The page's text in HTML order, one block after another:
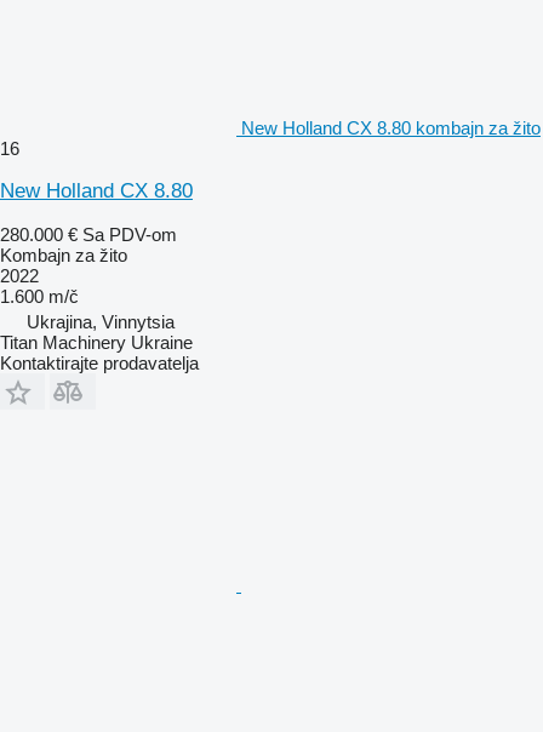
New Holland CX 8.80 kombajn za žito
16
New Holland CX 8.80
280.000 € Sa PDV-om
Kombajn za žito
2022
1.600 m/č
Ukrajina, Vinnytsia
Titan Machinery Ukraine
Kontaktirajte prodavatelja